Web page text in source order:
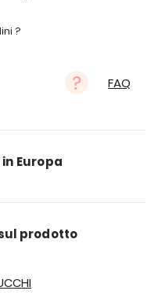
?
FAQ
Europa
prodotto